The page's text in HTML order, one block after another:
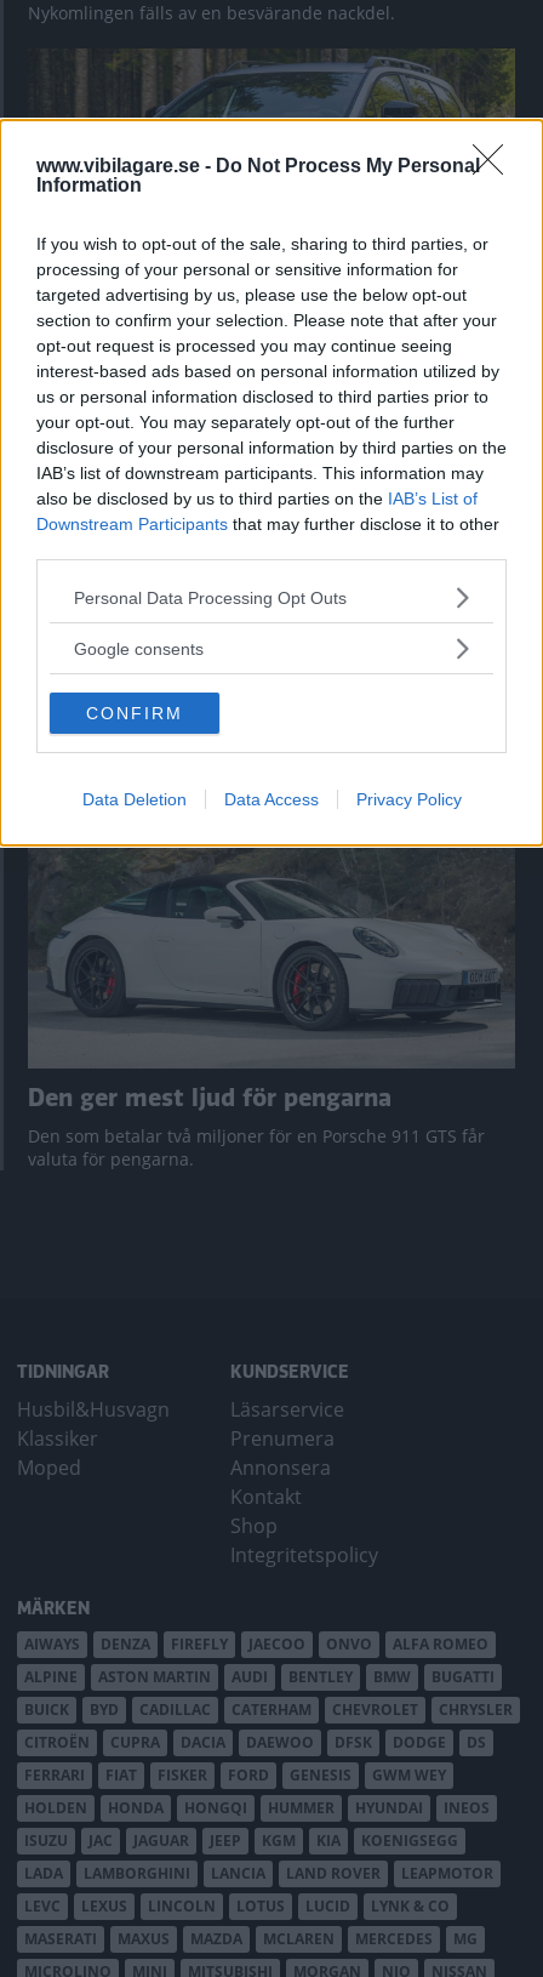
www.vibilagare.se - Do Not Process My Personal
Information
If you wish to opt-out of the sale, sharing to third parties, or
processing of your personal or sensitive information for
targeted advertising by us, please use the below opt-out
section to confirm your selection. Please note that after your
opt-out request is processed you may continue seeing
interest-based ads based on personal information utilized by
us or personal information disclosed to third parties prior to
your opt-out. You may separately opt-out of the further
disclosure of your personal information by third parties on the
IAB’s list of downstream participants. This information may
also be disclosed by us to third parties on the IAB’s List of
Downstream Participants that may further disclose it to other
Please note that this website/app uses one or more Google
not limited to your visit or usage behaviour. You may click to
use your data for below specified purposes in below Google
consent section.
Personal Data Processing Opt Outs
Google consents
CONFIRM
Data Deletion Data Access Privacy Policy
Nykomlingen fälls av en besvärande nackdel.
”God chans att bli ny favorit”
Utbudet av terrängdugliga kombibilar har krympt men fylls
nu på av eldrivna Toyota bZ4X Touring. Vi provkör.
Så står sig nya Toyota RAV4
Den ger mest ljud för pengarna
Den som betalar två miljoner för en Porsche 911 GTS får
valuta för pengarna.
TIDNINGAR
Husbil&Husvagn
Klassiker
Moped
KUNDSERVICE
Läsarservice
Prenumera
Annonsera
Kontakt
Shop
Integritetspolicy
MÄRKEN
AIWAYS DENZA FIREFLY JAECOO ONVO
ALFA ROMEO
ALPINE
ASTON MARTIN AUDI BENTLEY BMW
BUGATTI
BUICK
BYD CADILLAC CATERHAM CHEVROLET
CHRYSLER
CITROËN
CUPRA DACIA DAEWOO DFSK DODGE
DS
FERRARI
FIAT FISKER FORD GENESIS
GWM WEY
HOLDEN
HONDA HONGQI HUMMER HYUNDAI
INEOS
ISUZU
JAC JAGUAR JEEP KGM KIA
KOENIGSEGG
LADA
LAMBORGHINI LANCIA LAND ROVER
LEAPMOTOR
LEVC
LEXUS LINCOLN LOTUS LUCID
LYNK & CO
MASERATI
MAXUS MAZDA MCLAREN MERCEDES
MG
MICROLINO
MINI MITSUBISHI MORGAN NIO NISSAN